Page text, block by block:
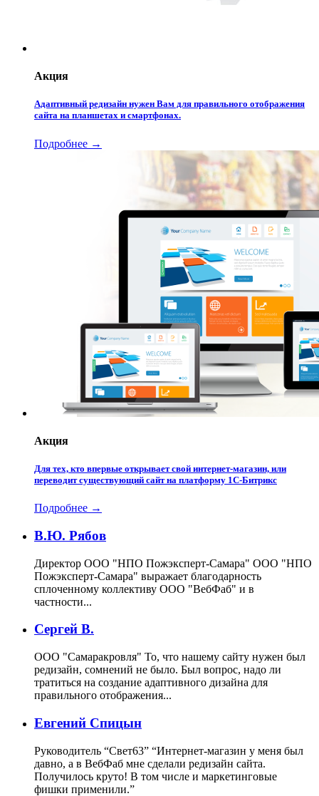
Акция
Адаптивный редизайн нужен Вам для правильного отображения
сайта на планшетах и смартфонах.
Подробнее →
Акция
Для тех, кто впервые открывает свой интернет-магазин, или
переводит существующий сайт на платформу 1С-Битрикс
Подробнее →
В.Ю. Рябов
Директор ООО "НПО Пожэксперт-Самара" ООО "НПО
Пожэксперт-Самара" выражает благодарность
сплоченному коллективу ООО "ВебФаб" и в
частности...
Сергей В.
ООО "Самаракровля" То, что нашему сайту нужен был
редизайн, сомнений не было. Был вопрос, надо ли
тратиться на создание адаптивного дизайна для
правильного отображения...
Евгений Спицын
Руководитель “Свет63” “Интернет-магазин у меня был
давно, а в ВебФаб мне сделали редизайн сайта.
Получилось круто! В том числе и маркетинговые
фишки применили.”